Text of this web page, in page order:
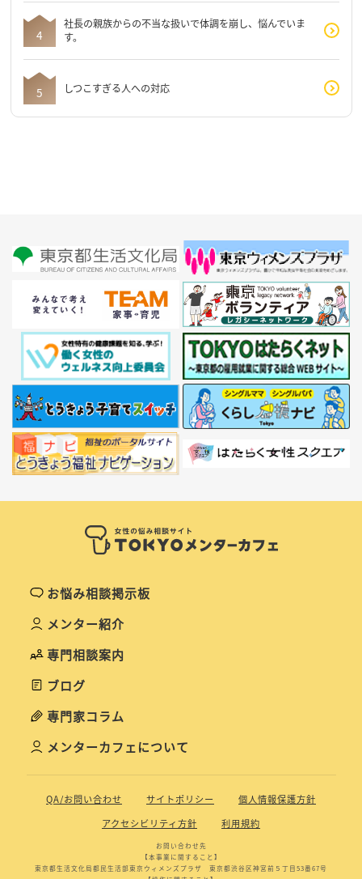
社長の親族からの不当な扱いで体調を崩し、悩んでいま
す。
しつこすぎる人への対応
お悩み相談掲示板
メンター紹介
専門相談案内
ブログ
専門家コラム
メンターカフェについて
QA/お問い合わせ サイトポリシー
個人情報保護方針
アクセシビリティ方針
利用規約
お問い合わせ先
【本事業に関すること】
東京都生活文化局都民生活部東京ウィメンズプラザ 東京都渋谷区神宮前５丁目53番67号